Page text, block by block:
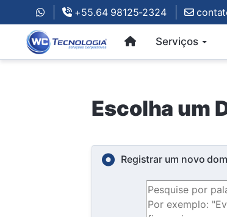
+55.64 98125-2324
Serviços
Escolha um
Registrar um novo